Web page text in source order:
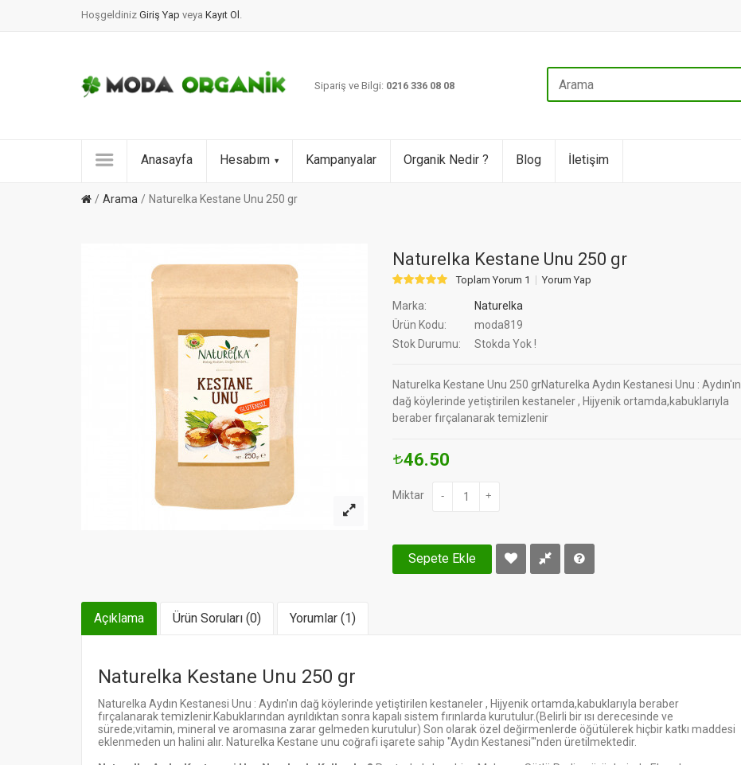
Hoşgeldiniz Giriş Yap veya Kayıt Ol .
Sipariş ve Bilgi: 0216 336 08 08
Anasayfa Hesabım Kampanyalar Organik Nedir ? Blog İletişim
Arama Naturelka Kestane Unu 250 gr
Naturelka Kestane Unu 250 gr
Toplam Yorum 1 Yorum Yap
Marka:
Naturelka
Ürün Kodu:
moda819
Stok Durumu:
Stokda Yok !
Naturelka Kestane Unu 250 grNaturelka Aydın Kestanesi Unu : Aydın'ın
dağ köylerinde yetiştirilen kestaneler , Hijyenik ortamda,kabuklarıyla
beraber fırçalanarak temizlenir
46.50
Miktar - +
Sepete Ekle
Açıklama Ürün Soruları (0) Yorumlar (1)
Naturelka Kestane Unu 250 gr
Naturelka Aydın Kestanesi Unu : Aydın'ın dağ köylerinde yetiştirilen kestaneler , Hijyenik ortamda,kabuklarıyla beraber
fırçalanarak temizlenir.Kabuklarından ayrıldıktan sonra kapalı sistem fırınlarda kurutulur.(Belirli bir ısı derecesinde ve
sürede;vitamin, mineral ve aromasına zarar gelmeden kurutulur) Son olarak özel değirmenlerde öğütülerek hiçbir katkı maddesi
eklenmeden un halini alır. Naturelka Kestane unu coğrafi işarete sahip "Aydın Kestanesi"'nden üretilmektedir.